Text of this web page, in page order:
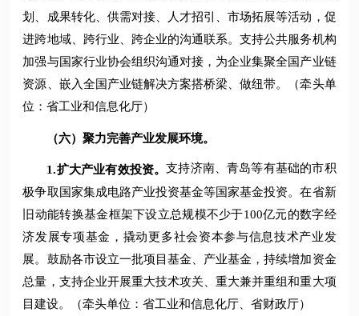
划、成果转化、供需对接、人才招引、市场拓展等活动，促
进跨地域、跨行业、跨企业的沟通联系。支持公共服务机构
加强与国家行业协会组织沟通对接，为企业集聚全国产业链
资源、嵌入全国产业链解决方案搭桥梁、做纽带。（牵头单
位：省工业和信息化厅）
（六）聚力完善产业发展环境。
1.扩大产业有效投资。支持济南、青岛等有基础的市积
极争取国家集成电路产业投资基金等国家基金投资。在省新
旧动能转换基金框架下设立总规模不少于100亿元的数字经
济发展专项基金，撬动更多社会资本参与信息技术产业发
展。鼓励各市设立一批项目基金、产业基金，持续增加资金
总量，支持企业开展重大技术攻关、重大兼并重组和重大项
目建设。（牵头单位：省工业和信息化厅、省财政厅）